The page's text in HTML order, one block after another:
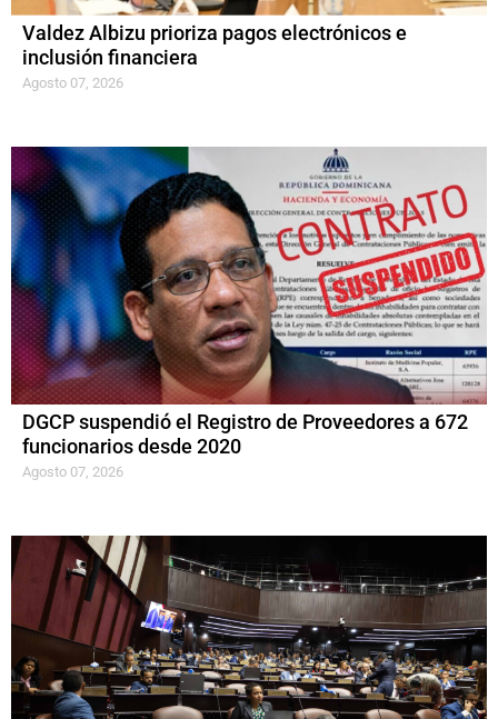
Valdez Albizu prioriza pagos electrónicos e
inclusión financiera
Agosto 07, 2026
DGCP suspendió el Registro de Proveedores a 672
funcionarios desde 2020
Agosto 07, 2026